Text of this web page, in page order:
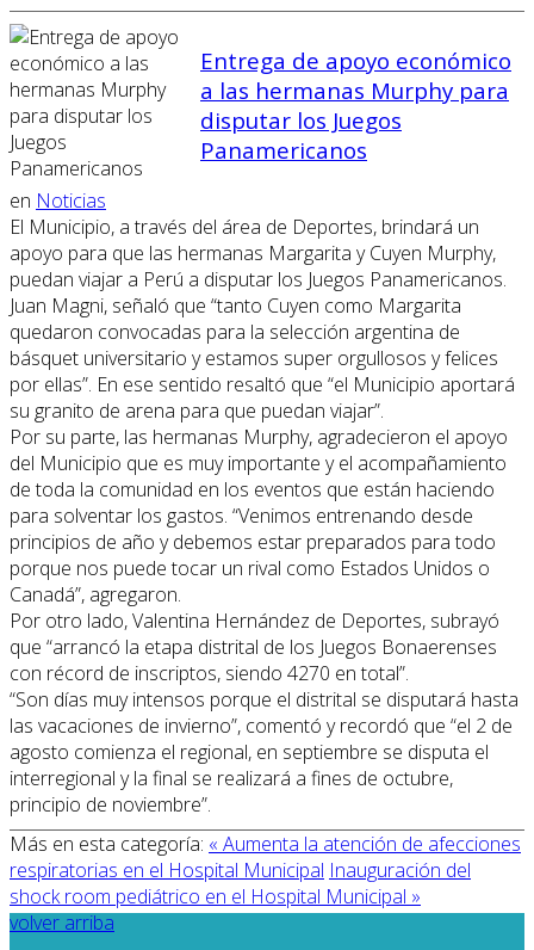
Entrega de apoyo económico
a las hermanas Murphy para
disputar los Juegos
Panamericanos
en Noticias
El Municipio, a través del área de Deportes, brindará un
apoyo para que las hermanas Margarita y Cuyen Murphy,
puedan viajar a Perú a disputar los Juegos Panamericanos.
Juan Magni, señaló que “tanto Cuyen como Margarita
quedaron convocadas para la selección argentina de
básquet universitario y estamos super orgullosos y felices
por ellas”. En ese sentido resaltó que “el Municipio aportará
su granito de arena para que puedan viajar”.
Por su parte, las hermanas Murphy, agradecieron el apoyo
del Municipio que es muy importante y el acompañamiento
de toda la comunidad en los eventos que están haciendo
para solventar los gastos. “Venimos entrenando desde
principios de año y debemos estar preparados para todo
porque nos puede tocar un rival como Estados Unidos o
Canadá”, agregaron.
Por otro lado, Valentina Hernández de Deportes, subrayó
que “arrancó la etapa distrital de los Juegos Bonaerenses
con récord de inscriptos, siendo 4270 en total”.
“Son días muy intensos porque el distrital se disputará hasta
las vacaciones de invierno”, comentó y recordó que “el 2 de
agosto comienza el regional, en septiembre se disputa el
interregional y la final se realizará a fines de octubre,
principio de noviembre”.
Más en esta categoría: « Aumenta la atención de afecciones
respiratorias en el Hospital Municipal Inauguración del
shock room pediátrico en el Hospital Municipal »
volver arriba